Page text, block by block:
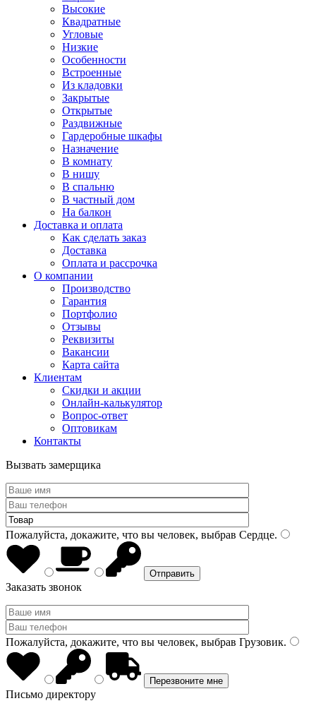
Высокие
Квадратные
Угловые
Низкие
Особенности
Встроенные
Из кладовки
Закрытые
Открытые
Раздвижные
Гардеробные шкафы
Назначение
В комнату
В нишу
В спальню
В частный дом
На балкон
Доставка и оплата
Как сделать заказ
Доставка
Оплата и рассрочка
О компании
Производство
Гарантия
Портфолио
Отзывы
Реквизиты
Вакансии
Карта сайта
Клиентам
Скидки и акции
Онлайн-калькулятор
Вопрос-ответ
Оптовикам
Контакты
Вызвать замерщика
Пожалуйста, докажите, что вы человек, выбрав Сердце.
Заказать звонок
Пожалуйста, докажите, что вы человек, выбрав Грузовик.
Письмо директору